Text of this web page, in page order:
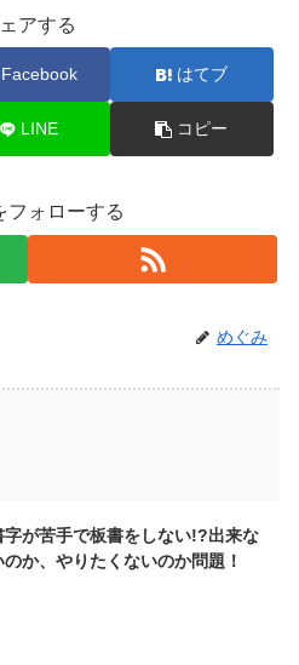
アする
Facebook はてブ
LINE コピー
フォローする
めぐみ
字が苦手で板書をしない!?出来な
のか、やりたくないのか問題！